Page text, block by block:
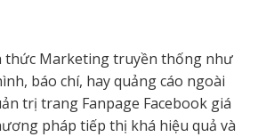
thức Marketing truyền thống như
báo chí, hay quảng cáo ngoài
trị trang Fanpage Facebook giá
pháp tiếp thị khá hiệu quả và